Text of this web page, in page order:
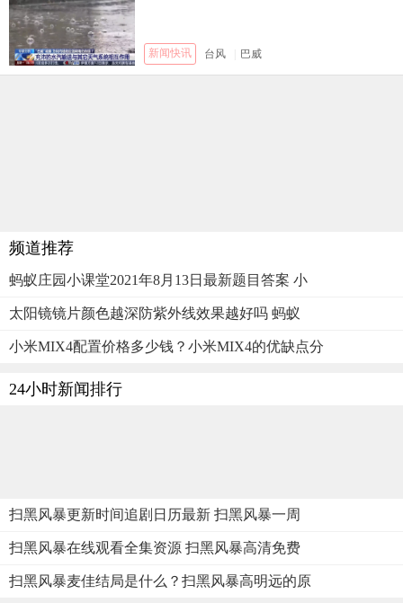
新闻快讯 台风 巴威
频道推荐
蚂蚁庄园小课堂2021年8月13日最新题目答案 小
太阳镜镜片颜色越深防紫外线效果越好吗 蚂蚁
小米MIX4配置价格多少钱？小米MIX4的优缺点分
24小时新闻排行
扫黑风暴更新时间追剧日历最新 扫黑风暴一周
扫黑风暴在线观看全集资源 扫黑风暴高清免费
扫黑风暴麦佳结局是什么？扫黑风暴高明远的原